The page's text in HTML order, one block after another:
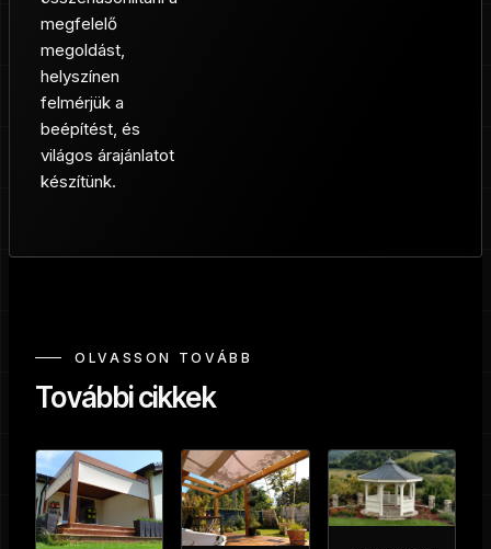
megfelelő
megoldást,
helyszínen
felmérjük a
beépítést, és
világos árajánlatot
készítünk.
OLVASSON TOVÁBB
További cikkek